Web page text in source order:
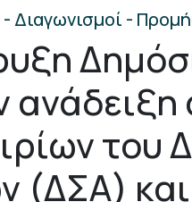
Διαγωνισμοί -
του
(ΔΣΑ)